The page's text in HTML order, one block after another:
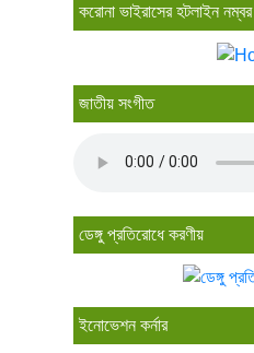
করোনা ভাইরাসের হটলাইন নম্বর
জাতীয় সংগীত
ডেঙ্গু প্রতিরোধে করণীয়
ইনোভেশন কর্নার